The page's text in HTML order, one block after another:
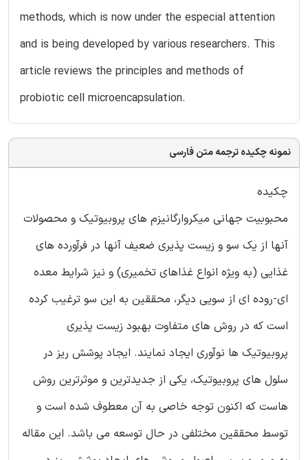
methods, which is now under the especial attention
and is being developed by various researchers. This
article reviews the principles and methods of
probiotic cell microencapsulation.
نمونه چکیده ترجمه متن فارسی
چکیده
محبوبیت جهانی میکروارگانیزم های پروبیوتیک و محصولات
آنها از یک سو و زیست پذیری ضعیف آنها در فرآورده های
غذایی (به ویژه انواع غذاهای تخمیری) و نیز شرایط معده
ای-روده ای از سویی دیگر، محققین به این سو ترغیب کرده
است که در روش های متفاوت بهبود زیست پذیری
پروبیوتیک ها نوآوری ایجاد نمایند. ایجاد پوشش ریز در
سلول های پروبیوتیک، یکی از جدیدترین و موثرترین روش
هاست که اکنون توجه خاصی به آن معطوف شده است و
توسط محققین مختلفی در حال توسعه می باشد. این مقاله